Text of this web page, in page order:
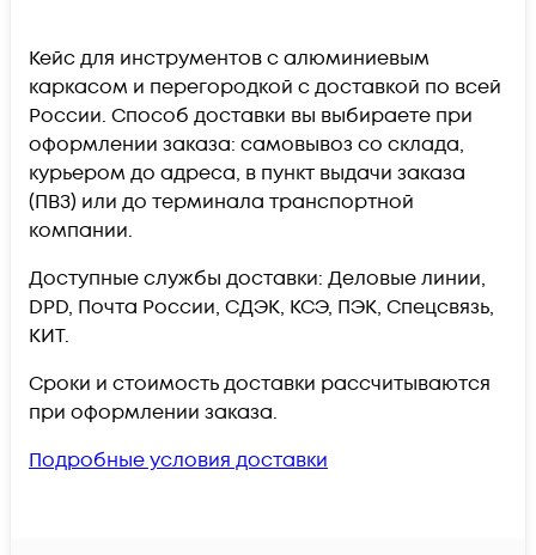
Кейс для инструментов с алюминиевым
каркасом и перегородкой c доставкой по всей
России. Способ доставки вы выбираете при
оформлении заказа: самовывоз со склада,
курьером до адреса, в пункт выдачи заказа
(ПВЗ) или до терминала транспортной
компании.
Доступные службы доставки: Деловые линии,
DPD, Почта России, СДЭК, КСЭ, ПЭК, Спецсвязь,
КИТ.
Сроки и стоимость доставки рассчитываются
при оформлении заказа.
Подробные условия доставки